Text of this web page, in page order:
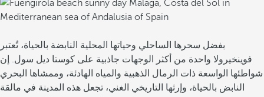
بفضل سحرها الساحلي وحياتها المحلية النابضة بالحياة، تُعتبر
فوينخيرولا واحدة من أكثر الوجهات جاذبية على كوستا ديل سول. إن
شواطئها الواسعة ذات الرمال الذهبية والمياه الهادئة، وممشاها البحري
النابض بالحياة، وإرثها التاريخي الغني، تجعل هذه المدينة في مالقة
ا
د
ل
س
و
ل